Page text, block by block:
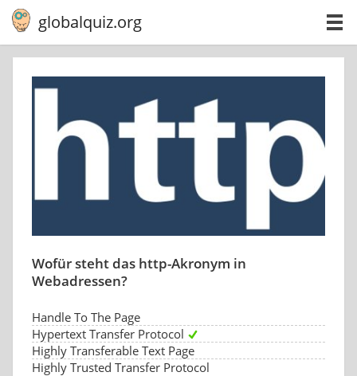
globalquiz.org
Wofür steht das http-Akronym in
Webadressen?
Handle To The Page
Hypertext Transfer Protocol
Highly Transferable Text Page
Highly Trusted Transfer Protocol